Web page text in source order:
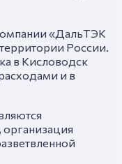
«ДальТЭК
России.
в Кисловодск
и в
, организация